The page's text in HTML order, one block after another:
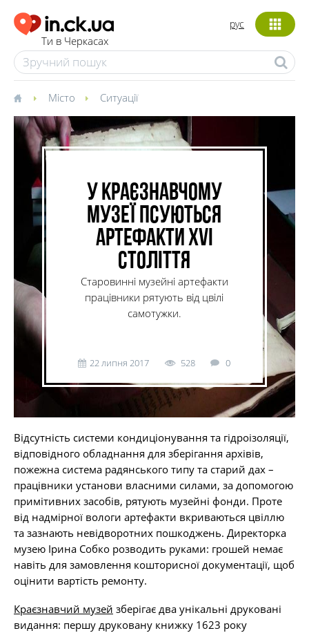
Ти в Черкасах
рус
Місто Ситуації
У Краєзнавчому
музеї псуються
артефакти ХVI
століття
Старовинні музейні артефакти
працівники рятують від цвілі
самотужки.
22 липня 2017 528 0
Відсутність системи кондиціонування та гідроізоляції,
відповідного обладнання для зберігання архівів,
пожежна система радянського типу та старий дах –
працівники установи власними силами, за допомогою
примітивних засобів, рятують музейні фонди. Проте
від надмірної вологи артефакти вкриваються цвіллю
та зазнають невідворотних пошкоджень. Директорка
музею Ірина Собко розводить руками: грошей немає
навіть для замовлення кошторисної документації, щоб
оцінити вартість ремонту.
Краєзнавчий музей зберігає два унікальні друковані
видання: першу друковану книжку 1623 року